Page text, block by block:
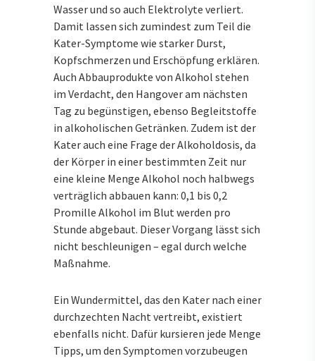
Wasser und so auch Elektrolyte verliert.
Damit lassen sich zumindest zum Teil die
Kater-Symptome wie starker Durst,
Kopfschmerzen und Erschöpfung erklären.
Auch Abbauprodukte von Alkohol stehen
im Verdacht, den Hangover am nächsten
Tag zu begünstigen, ebenso Begleitstoffe
in alkoholischen Getränken. Zudem ist der
Kater auch eine Frage der Alkoholdosis, da
der Körper in einer bestimmten Zeit nur
eine kleine Menge Alkohol noch halbwegs
verträglich abbauen kann: 0,1 bis 0,2
Promille Alkohol im Blut werden pro
Stunde abgebaut. Dieser Vorgang lässt sich
nicht beschleunigen – egal durch welche
Maßnahme.
Ein Wundermittel, das den Kater nach einer
durchzechten Nacht vertreibt, existiert
ebenfalls nicht. Dafür kursieren jede Menge
Tipps, um den Symptomen vorzubeugen